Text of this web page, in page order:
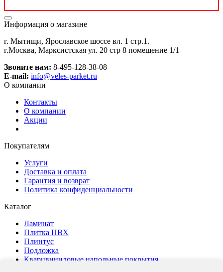
Информация о магазине
г. Мытищи, Ярославское шоссе вл. 1 стр.1.
г.Москва, Марксистская ул. 20 стр 8 помещение 1/1
Звоните нам: 8-495-128-38-08
E-mail: info@veles-parket.ru
О компании
Контакты
О компании
Акции
Покупателям
Услуги
Доставка и оплата
Гарантия и возврат
Политика конфиденциальности
Каталог
Ламинат
Плитка ПВХ
Плинтус
Подложка
Кварцвиниловые напольные покрытия